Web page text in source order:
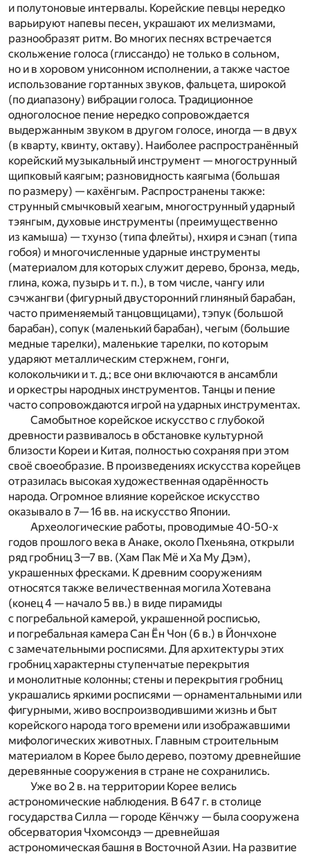
и полутоновые интервалы. Корейские певцы нередко
варьируют напевы песен, украшают их мелизмами,
разнообразят ритм. Во многих песнях встречается
скольжение голоса (глиссандо) не только в сольном,
но и в хоровом унисонном исполнении, а также частое
использование гортанных звуков, фальцета, широкой
(по диапазону) вибрации голоса. Традиционное
одноголосное пение нередко сопровождается
выдержанным звуком в другом голосе, иногда — в двух
(в кварту, квинту, октаву). Наиболее распространённый
корейский музыкальный инструмент — многострунный
щипковый каягым; разновидность каягыма (большая
по размеру) — кахёнгым. Распространены также:
струнный смычковый хеагым, многострунный ударный
тэянгым, духовые инструменты (преимущественно
из камыша) — тхунзо (типа флейты), нхиря и сэнап (типа
гобоя) и многочисленные ударные инструменты
(материалом для которых служит дерево, бронза, медь,
глина, кожа, пузырь и т. п.), в том числе, чангу или
сэчжангви (фигурный двусторонний глиняный барабан,
часто применяемый танцовщицами), тэпук (большой
барабан), сопук (маленький барабан), чегым (большие
медные тарелки), маленькие тарелки, по которым
ударяют металлическим стержнем, гонги,
колокольчики и т. д.; все они включаются в ансамбли
и оркестры народных инструментов. Танцы и пение
часто сопровождаются игрой на ударных инструментах.
Самобытное корейское искусство с глубокой
древности развивалось в обстановке культурной
близости Кореи и Китая, полностью сохраняя при этом
своё свое­образие. В произведениях искусства корейцев
отразилась высокая художествен­ная одарённость
народа. Огромное влия­ние корейское искус­ство
оказывало в 7— 16 вв. на искусство Японии.
Археологические работы, проводимые 40-50-х
годов прошлого века в Анаке, око­ло Пхеньяна, откры­ли
ряд гробниц 3—7 вв. (Хам Пак Мё и Ха Му Дэм),
украшенных фресками. К древним сооружениям
относятся также величественная моги­ла Хотевана
(конец 4 — начало 5 вв.) в виде пира­миды
с погребальной камерой, украшенной росписью,
и погребальная камера Сан Ён Чон (6 в.) в Йонч­хоне
с замечательными росписями. Для архитек­туры этих
гробниц характерны ступен­чатые перекрытия
и монолитные колон­ны; стены и перекры­тия гробниц
украша­лись яркими роспи­сями — орнаменталь­ными или
фигурны­ми, живо воспроиз­водившими жизнь и быт
корейского народа того времени или изображавши­ми
мифологических животных. Главным строительным
мате­риалом в Корее было дерево, поэтому древнейшие
деревянные сооружения в стране не сохранились.
Уже во 2 в. на территории Корее велись
астрономические наблюдения. В 647 г. в столице
государства Силла — городе Кёнчжу — была сооружена
обсерватория Чхомсондэ — древнейшая
астрономическая башня в Восточной Азии. На развитие